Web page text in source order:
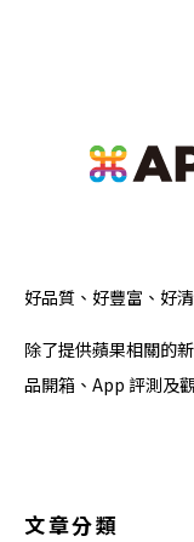
好品質、好豐富、好
除了提供蘋果相關的
品開箱、App 評測及
文章分類